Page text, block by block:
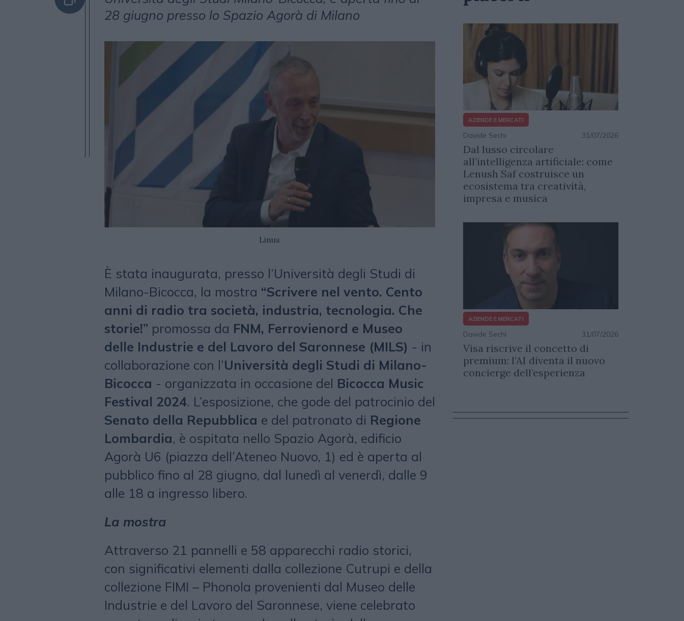
28 giugno presso lo Spazio Agorà di Milano
Linus
È stata inaugurata, presso l’Università degli Studi di
Milano-Bicocca, la mostra “Scrivere nel vento. Cento
anni di radio tra società, industria, tecnologia. Che
storie!” promossa da FNM, Ferrovienord e Museo
delle Industrie e del Lavoro del Saronnese (MILS) - in
collaborazione con l’Università degli Studi di Milano-
Bicocca - organizzata in occasione del Bicocca Music
Festival 2024. L’esposizione, che gode del patrocinio del
Senato della Repubblica e del patronato di Regione
Lombardia, è ospitata nello Spazio Agorà, edificio
Agorà U6 (piazza dell’Ateneo Nuovo, 1) ed è aperta al
pubblico fino al 28 giugno, dal lunedì al venerdì, dalle 9
alle 18 a ingresso libero.
La mostra
Attraverso 21 pannelli e 58 apparecchi radio storici,
con significativi elementi dalla collezione Cutrupi e della
collezione FIMI – Phonola provenienti dal Museo delle
Industrie e del Lavoro del Saronnese, viene celebrato
AZIENDE E MERCATI
Davide Sechi 31/07/2026
Dal lusso circolare
all’intelligenza artificiale: come
Lenush Saf costruisce un
ecosistema tra creatività,
impresa e musica
AZIENDE E MERCATI
Davide Sechi 31/07/2026
Visa riscrive il concetto di
premium: l’AI diventa il nuovo
concierge dell’esperienza